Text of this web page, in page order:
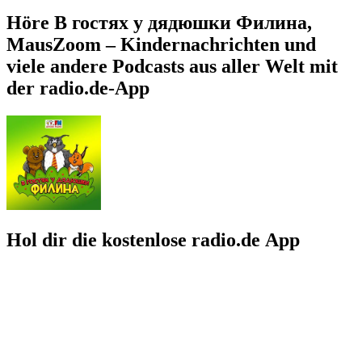
Höre В гостях у дядюшки Филина,
MausZoom – Kindernachrichten und
viele andere Podcasts aus aller Welt mit
der radio.de-App
Hol dir die kostenlose radio.de App